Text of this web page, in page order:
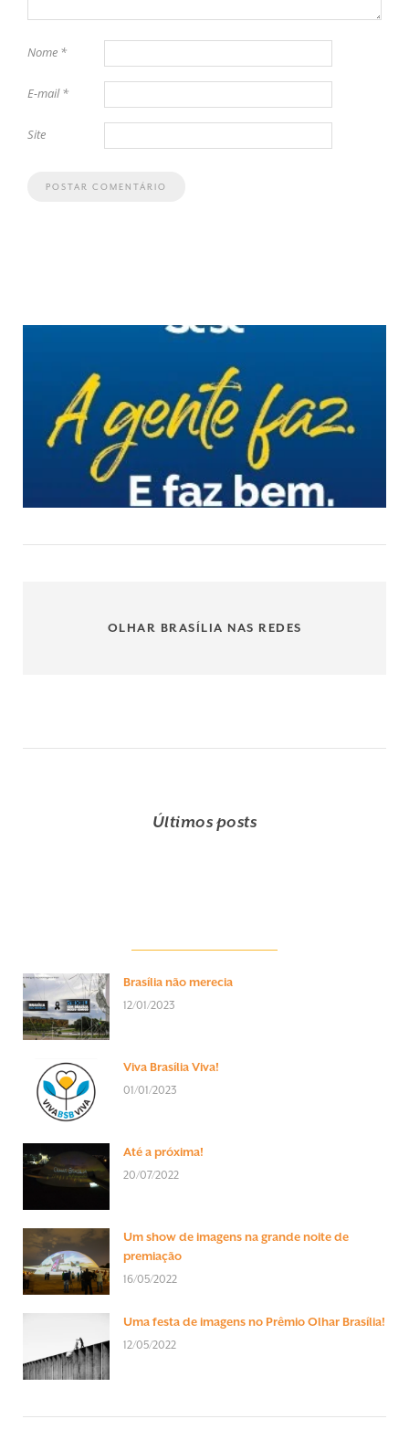
Nome *
E-mail*
Site
OLHAR BRASÍLIA NAS REDES
Últimos posts
Brasília não merecia
12/01/2023
Viva Brasília Viva!
01/01/2023
Até a próxima!
20/07/2022
Um show de imagens na grande noite de
premiação
16/05/2022
Uma festa de imagens no Prêmio Olhar Brasília!
12/05/2022